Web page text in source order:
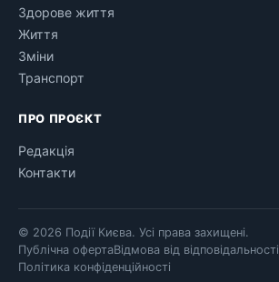
Здорове життя
Життя
Зміни
Транспорт
ПРО ПРОЄКТ
Редакція
Контакти
© 2026 Події Києва. Усі права захищені.
Публічна офертаВідмова від відповідальності
Політика конфіденційності